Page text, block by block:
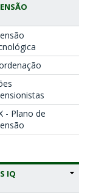
- Plano de
IQ